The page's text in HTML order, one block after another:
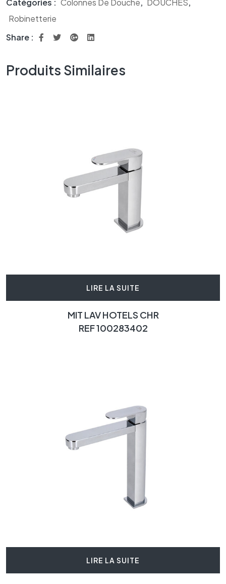
Catégories : Colonnes De Douche, DOUCHES,
Robinetterie
Share :
Produits Similaires
LIRE LA SUITE
MIT LAV HOTELS CHR
REF 100283402
LIRE LA SUITE